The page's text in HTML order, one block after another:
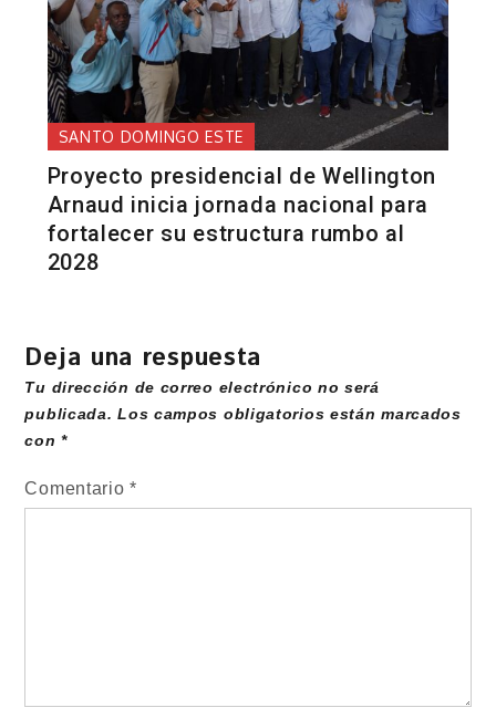
SANTO DOMINGO ESTE
Proyecto presidencial de Wellington
Arnaud inicia jornada nacional para
fortalecer su estructura rumbo al
2028
Deja una respuesta
Tu dirección de correo electrónico no será
publicada. Los campos obligatorios están marcados
con*
Comentario*